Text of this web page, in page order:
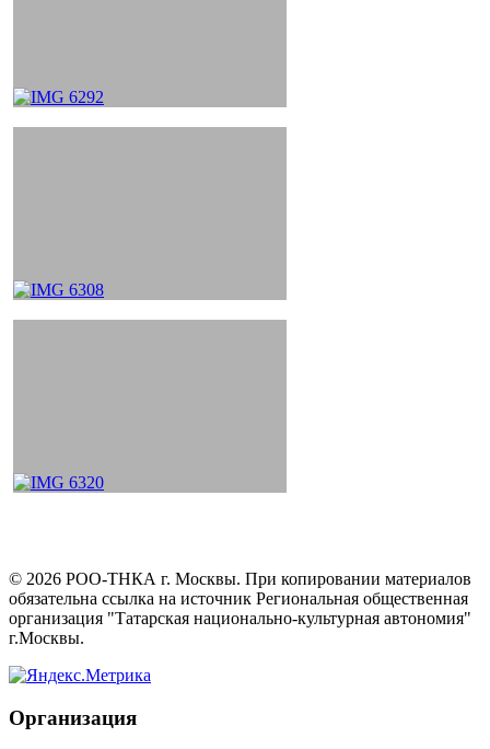
© 2026 РОО-ТНКА г. Москвы. При копировании материалов
обязательна ссылка на источник Региональная общественная
организация "Татарская национально-культурная автономия"
г.Москвы.
Организация